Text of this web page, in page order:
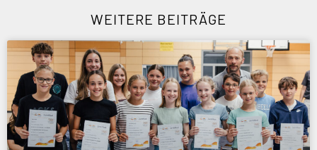
WEITERE BEITRÄGE